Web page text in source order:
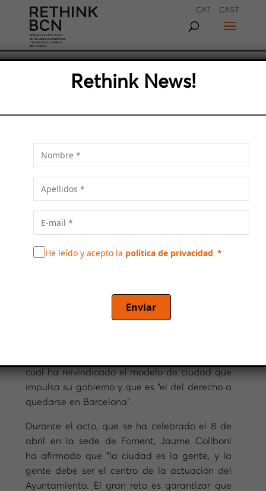
CAT CAST
JAUME COLLBONI: «EL
DERECHO A QUEDARSE EN
BARCELONA»
El alcalde recuerda que su visión de Barcelona
vez apuesta por la proyección de futuro
gracias a los grandes acontecimientos y los
proyectos transformadores
Barcelonesa d’Estudis Econòmics i Socials de
Foment del Treball (SBEES), ha impulsado un
cual ha reivindicado el modelo de ciudad que
impulsa su gobierno y que es “el del derecho a
quedarse en Barcelona”.
Durante el acto, que se ha celebrado el 8 de
abril en la sede de Foment, Jaume Collboni
ha afirmado que “la ciudad es la gente, y la
gente debe ser el centro de la actuación del
Ayuntamiento. El gran reto es garantizar que
Rethink News!
He leído y acepto la política de privacidad
Enviar